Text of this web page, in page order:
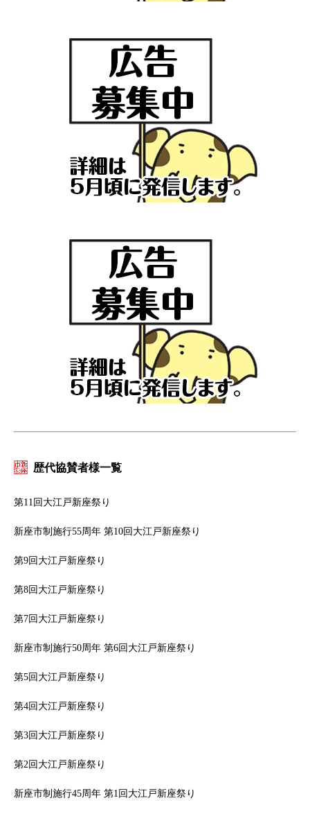
歴代協賛者様一覧
第11回大江戸新座祭り
新座市制施行55周年 第10回大江戸新座祭り
第9回大江戸新座祭り
第8回大江戸新座祭り
第7回大江戸新座祭り
新座市制施行50周年 第6回大江戸新座祭り
第5回大江戸新座祭り
第4回大江戸新座祭り
第3回大江戸新座祭り
第2回大江戸新座祭り
新座市制施行45周年 第1回大江戸新座祭り